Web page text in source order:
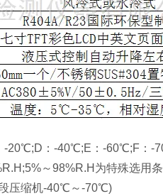
：-40℃;E：-60℃;F：-
～98%R.H为特殊选用
压缩机-40℃～-70℃)